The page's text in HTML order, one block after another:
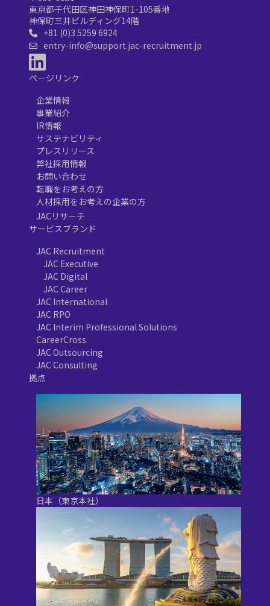
東京都千代田区神田神保町1-105番地
神保町三井ビルディング14階
+81 (0)3 5259 6924
entry-info@support.jac-recruitment.jp
ページリンク
企業情報
事業紹介
IR情報
サステナビリティ
プレスリリース
弊社採用情報
お問い合わせ
転職をお考えの方
人材採用をお考えの企業の方
JACリサーチ
サービスブランド
JAC Recruitment
JAC Executive
JAC Digital
JAC Career
JAC International
JAC RPO
JAC Interim Professional Solutions
CareerCross
JAC Outsourcing
JAC Consulting
拠点
日本（東京本社）